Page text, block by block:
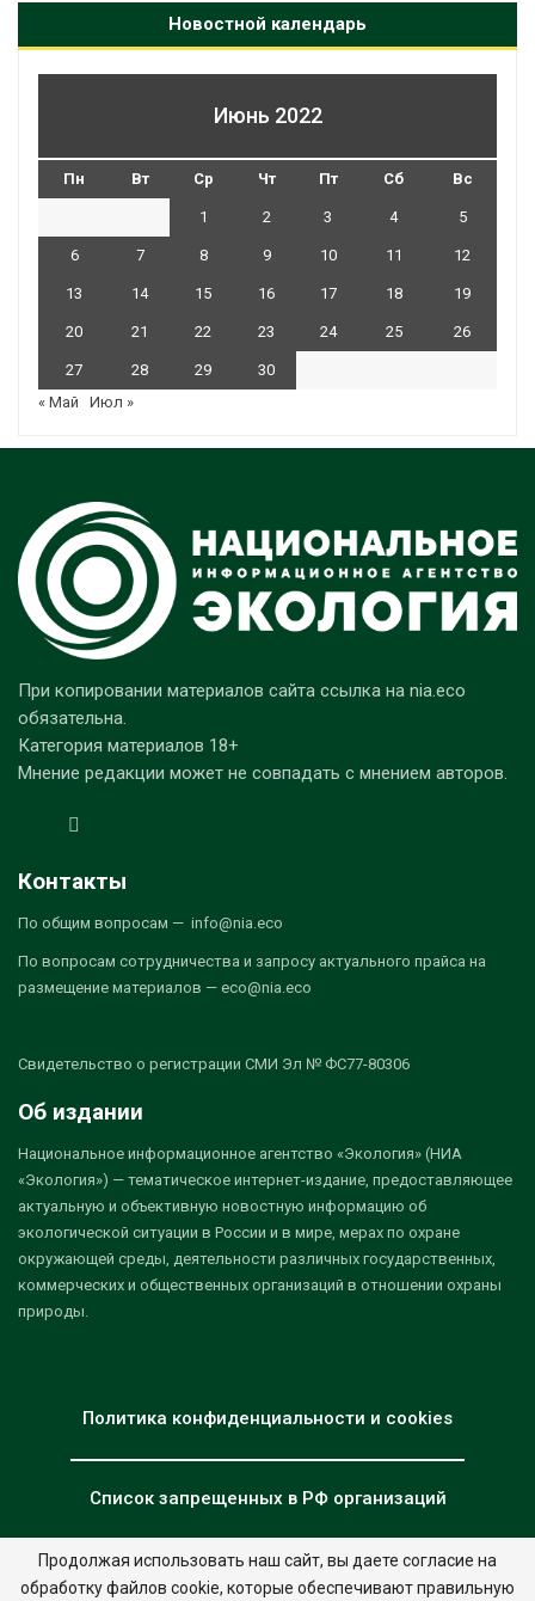
Новостной календарь
Июнь 2022
Пн Вт Ср Чт Пт Сб Вс
1 2 3 4 5
6 7 8 9 10 11 12
13 14 15 16 17 18 19
20 21 22 23 24 25 26
27 28 29
30
« Май
Июл »
При копировании материалов сайта ссылка на nia.eco
обязательна.
Категория материалов 18+
Мнение редакции может не совпадать с мнением авторов.
Контакты
По общим вопросам — info@nia.eco
По вопросам сотрудничества и запросу актуального прайса на
размещение материалов — eco@nia.eco
Свидетельство о регистрации СМИ Эл № ФС77-80306
Об издании
Национальное информационное агентство «Экология» (НИА
«Экология») — тематическое интернет-издание, предоставляющее
актуальную и объективную новостную информацию об
экологической ситуации в России и в мире, мерах по охране
окружающей среды, деятельности различных государственных,
коммерческих и общественных организаций в отношении охраны
природы.
Политика конфиденциальности и cookies
Список запрещенных в РФ организаций
© 2026 - НИА "Экология". Все права защищены. Дизайн:nia.eco
Продолжая использовать наш сайт, вы даете согласие на
обработку файлов cookie, которые обеспечивают правильную